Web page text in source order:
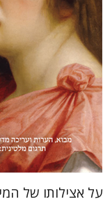
מחיר
$31
על אצילותו של